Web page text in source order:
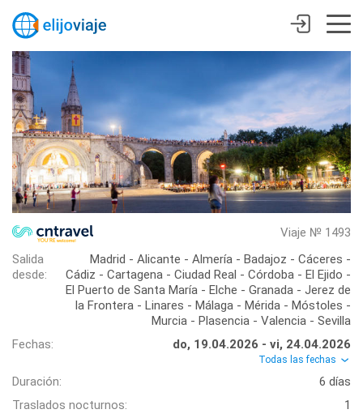
Viaje № 1493
Salida
desde:
Madrid - Alicante - Almería - Badajoz - Cáceres -
Cádiz - Cartagena - Ciudad Real - Córdoba - El Ejido -
El Puerto de Santa María - Elche - Granada - Jerez de
la Frontera - Linares - Málaga - Mérida - Móstoles -
Murcia - Plasencia - Valencia - Sevilla
Fechas:
do, 19.04.2026 - vi, 24.04.2026
Todas las fechas
Duración:
6 días
Traslados nocturnos:
1